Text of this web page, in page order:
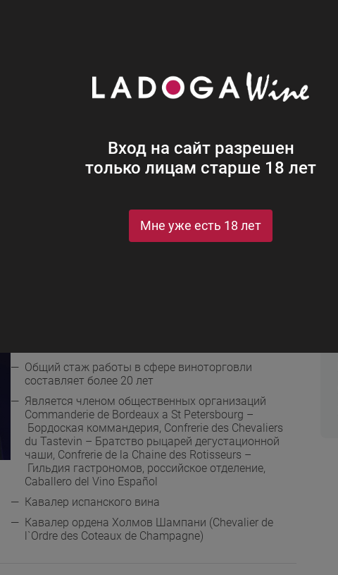
Вход на сайт разрешен
только лицам старше 18 лет
Мне уже есть 18 лет
Общий стаж работы в сфере виноторговли
составляет более 20 лет
Является членом общественных организаций
Commanderie de Bordeaux a St Petersbourg –
Бордоская коммандерия, Confrerie des Chevaliers
du Tastevin – Братство рыцарей дегустационной
чаши, Confrerie de la Chaine des Rotisseurs –
Гильдия гастрономов, российское отделение,
Caballero del Vino Español
Кавалер испанского вина
Кавалер ордена Холмов Шампани (Chevalier de
l`Ordre des Coteaux de Champagne)